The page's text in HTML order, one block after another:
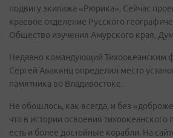
подвигу экипажа «Рюрика». Сейчас
краевое отделение Русского
Общество изучения Амурского края,
Недавно командующий Тихоокеанским
Сергей Авакянц определил место
памятника во Владивостоке.
Не обошлось, как всегда, и без
что в истории освоения
есть и более достойные корабли. На